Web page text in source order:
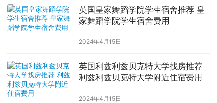
英国皇家舞蹈学院学生宿舍推荐 皇
家舞蹈学院学生宿舍费用
2024年4月15日
英国利兹利兹贝克特大学找房推荐
利兹利兹贝克特大学附近住宿费用
2024年4月15日